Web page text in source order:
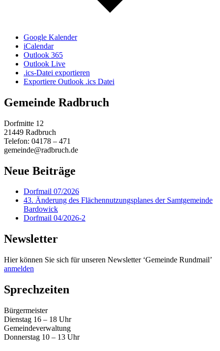
Google Kalender
iCalendar
Outlook 365
Outlook Live
.ics-Datei exportieren
Exportiere Outlook .ics Datei
Gemeinde Radbruch
Dorfmitte 12
21449 Radbruch
Telefon: 04178 – 471
gemeinde@radbruch.de
Neue Beiträge
Dorfmail 07/2026
43. Änderung des Flächennutzungsplanes der Samtgemeinde
Bardowick
Dorfmail 04/2026-2
Newsletter
Hier können Sie sich für unseren Newsletter ‘Gemeinde Rundmail’
anmelden
Sprechzeiten
Bürgermeister
Dienstag 16 – 18 Uhr
Gemeindeverwaltung
Donnerstag 10 – 13 Uhr